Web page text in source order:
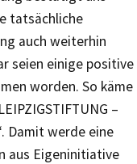
tatsächliche
auch weiterhin
seien einige positive
worden. So käme
–
Damit werde eine
aus Eigeninitiative